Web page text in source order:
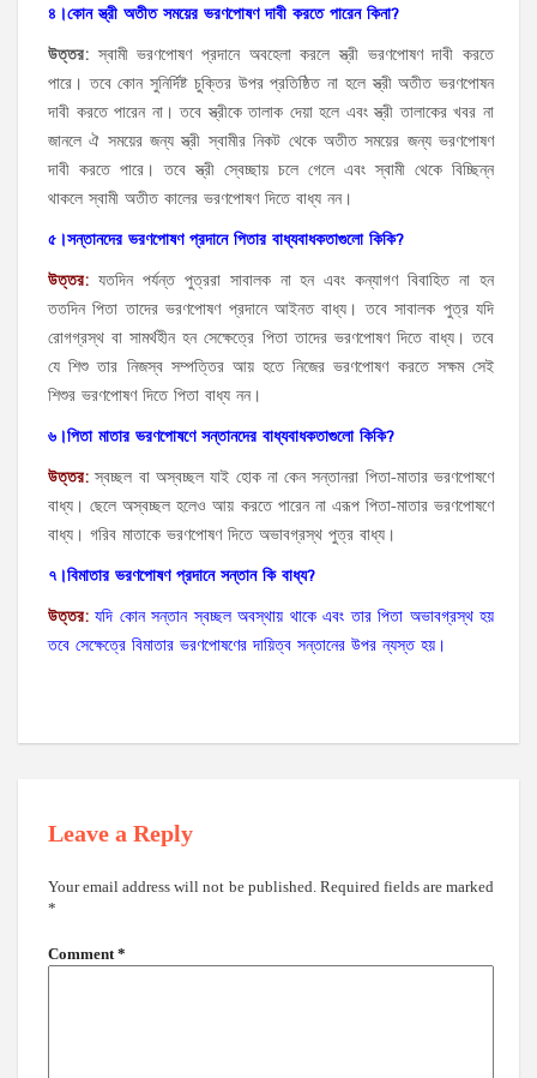
৪।কোন স্ত্রী অতীত সময়ের ভরণপোষণ দাবী করতে পারেন কিনা?
উত্তর: স্বামী ভরণপোষণ প্রদানে অবহেলা করলে স্ত্রী ভরণপোষণ দাবী করতে
পারে। তবে কোন সুনির্দিষ্ট চুক্তির উপর প্রতিষ্ঠিত না হলে স্ত্রী অতীত ভরণপোষন
দাবী করতে পারেন না। তবে স্ত্রীকে তালাক দেয়া হলে এবং স্ত্রী তালাকের খবর না
জানলে ঐ সময়ের জন্য স্ত্রী স্বামীর নিকট থেকে অতীত সময়ের জন্য ভরণপোষণ
দাবী করতে পারে। তবে স্ত্রী স্বেচ্ছায় চলে গেলে এবং স্বামী থেকে বিচ্ছিন্ন
থাকলে স্বামী অতীত কালের ভরণপোষণ দিতে বাধ্য নন।
৫।সন্তানদের ভরণপোষণ প্রদানে পিতার বাধ্যবাধকতাগুলো কিকি?
উত্তর: যতদিন পর্যন্ত পুত্ররা সাবালক না হন এবং কন্যাগণ বিবাহিত না হন
ততদিন পিতা তাদের ভরণপোষণ প্রদানে আইনত বাধ্য। তবে সাবালক পুত্র যদি
রোগগ্রস্থ বা সামর্থহীন হন সেক্ষেত্রে পিতা তাদের ভরণপোষণ দিতে বাধ্য। তবে
যে শিশু তার নিজস্ব সম্পত্তির আয় হতে নিজের ভরণপোষণ করতে সক্ষম সেই
শিশুর ভরণপোষণ দিতে পিতা বাধ্য নন।
৬।পিতা মাতার ভরণপোষণে সন্তানদের বাধ্যবাধকতাগুলো কিকি?
উত্তর: স্বচ্ছল বা অস্বচ্ছল যাই হোক না কেন সন্তানরা পিতা-মাতার ভরণপোষণে
বাধ্য। ছেলে অস্বচ্ছল হলেও আয় করতে পারেন না এরূপ পিতা-মাতার ভরণপোষণে
বাধ্য। গরিব মাতাকে ভরণপোষণ দিতে অভাবগ্রস্থ পুত্র বাধ্য।
৭।বিমাতার ভরণপোষণ প্রদানে সন্তান কি বাধ্য?
উত্তর: যদি কোন সন্তান স্বচ্ছল অবস্থায় থাকে এবং তার পিতা অভাবগ্রস্থ হয়
তবে সেক্ষেত্রে বিমাতার ভরণপোষণের দায়িত্ব সন্তানের উপর ন্যস্ত হয়।
Leave a Reply
Your email address will not be published. Required fields are marked
*
Comment *